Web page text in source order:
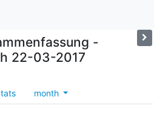
-
22-03-2017
month